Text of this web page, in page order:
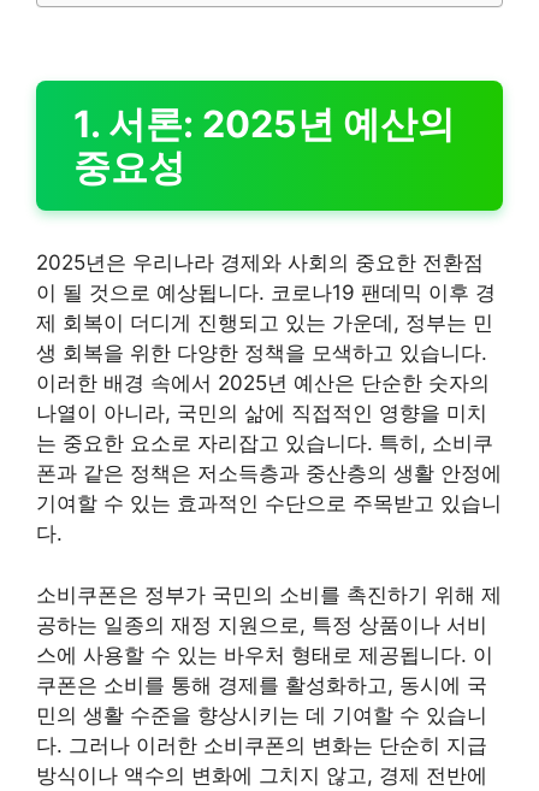
1. 서론: 2025년 예산의
중요성
2025년은 우리나라 경제와 사회의 중요한 전환점
이 될 것으로 예상됩니다. 코로나19 팬데믹 이후 경
제 회복이 더디게 진행되고 있는 가운데, 정부는 민
생 회복을 위한 다양한 정책을 모색하고 있습니다.
이러한 배경 속에서 2025년 예산은 단순한 숫자의
나열이 아니라, 국민의 삶에 직접적인 영향을 미치
는 중요한 요소로 자리잡고 있습니다. 특히, 소비쿠
폰과 같은 정책은 저소득층과 중산층의 생활 안정에
기여할 수 있는 효과적인 수단으로 주목받고 있습니
다.
소비쿠폰은 정부가 국민의 소비를 촉진하기 위해 제
공하는 일종의 재정 지원으로, 특정 상품이나 서비
스에 사용할 수 있는 바우처 형태로 제공됩니다. 이
쿠폰은 소비를 통해 경제를 활성화하고, 동시에 국
민의 생활 수준을 향상시키는 데 기여할 수 있습니
다. 그러나 이러한 소비쿠폰의 변화는 단순히 지급
방식이나 액수의 변화에 그치지 않고, 경제 전반에